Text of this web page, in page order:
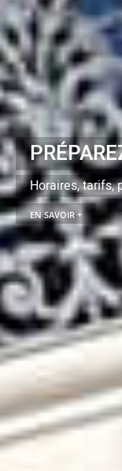
Horaires, tarifs,
EN SAVOIR +